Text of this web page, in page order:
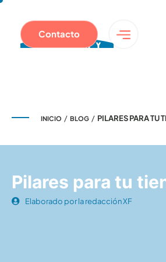
Contacto
INICIO / BLOG / PILARES PARA TU
Pilares para tu
Elaborado por la redacción XF